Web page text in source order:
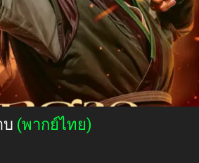
บ (พากย์ไทย)